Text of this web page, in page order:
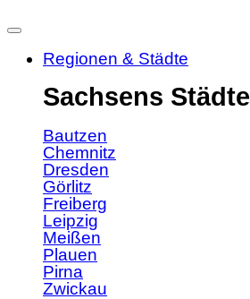
Regionen & Städte
Sachsens Städte
Bautzen
Chemnitz
Dresden
Görlitz
Freiberg
Leipzig
Meißen
Plauen
Pirna
Zwickau